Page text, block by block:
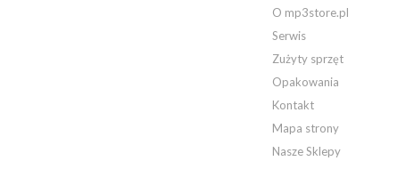
O mp3store.pl
Serwis
Zużyty sprzęt
Opakowania
Kontakt
Mapa strony
Nasze Sklepy